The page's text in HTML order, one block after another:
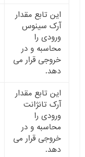
این تابع مقدار
آرک سینوس
ورودی را
محاسبه و در
خروجی قرار می
دهد.
این تابع مقدار
آرک تانژانت
ورودی را
محاسبه و در
خروجی قرار می
دهد.